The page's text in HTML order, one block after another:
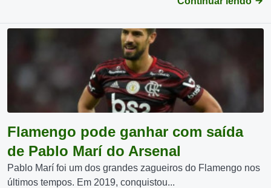
Flamengo pode ganhar com saída
de Pablo Marí do Arsenal
Pablo Marí foi um dos grandes zagueiros do Flamengo nos
últimos tempos. Em 2019, conquistou...